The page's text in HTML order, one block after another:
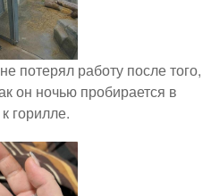
потерял работу после того,
он ночью пробирается в
горилле.